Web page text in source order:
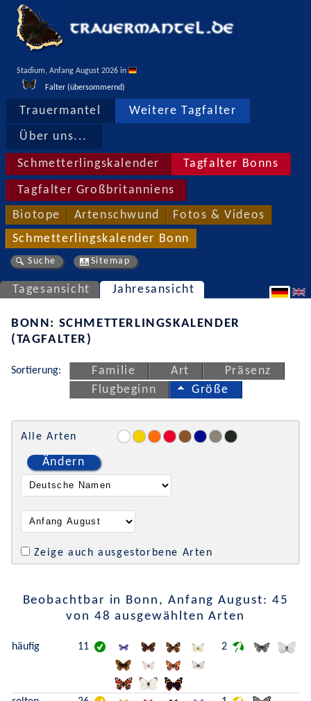
Stadium, Anfang August 2026 in
Falter (übersommernd)
Trauermantel Weitere Tagfalter
Über uns...
Schmetterlingskalender Tagfalter Bonns
Tagfalter Großbritanniens
Biotope Artenschwund Fotos & Videos
Schmetterlingskalender Bonn
Suche Sitemap
Tagesansicht Jahresansicht
BONN: SCHMETTERLINGSKALENDER
(TAGFALTER)
Sortierung: Familie Art
Präsenz
Flugbeginn
Größe
Alle Arten
Ändern
Zeige auch ausgestorbene Arten
Beobachtbar in Bonn, Anfang August: 45
von 48 ausgewählten Arten
häufig 11 2